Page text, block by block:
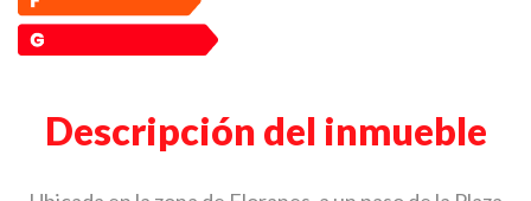
Descripción del inmueble